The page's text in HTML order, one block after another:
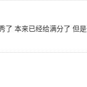
本来已经给满分了 但